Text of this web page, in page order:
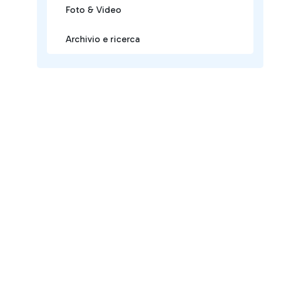
Foto & Video
Archivio e ricerca